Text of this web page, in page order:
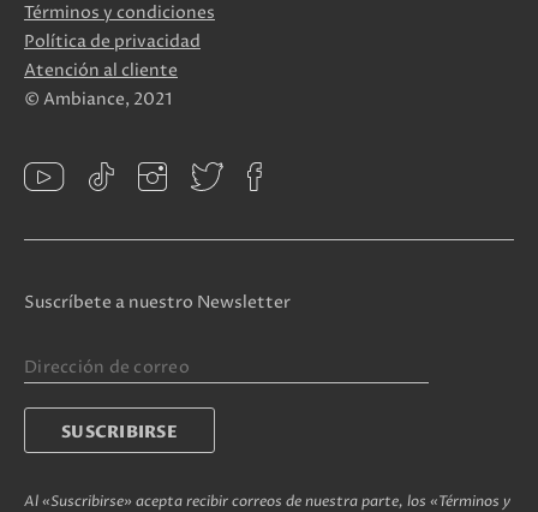
Términos y condiciones
Política de privacidad
Atención al cliente
© Ambiance, 2021
Suscríbete a nuestro Newsletter
Al «Suscribirse» acepta recibir correos de nuestra parte, los «Términos y